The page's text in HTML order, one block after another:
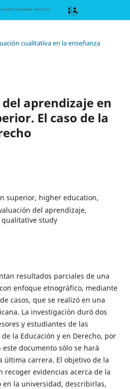
cualitativa en la enseñanza
aprendizaje en
El caso de la
superior, higher education,
del aprendizaje,
study
resultados parciales de una
enfoque etnográfico, mediante
casos, que se realizó en una
La investigación duró dos
y estudiantes de las
la Educación y en Derecho, por
documento sólo se hará
última carrera. El objetivo de la
recoger evidencias acerca de la
la universidad, describirlas,